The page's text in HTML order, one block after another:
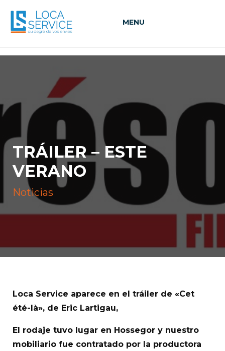
MENU
TRÁILER – ESTE
VERANO
Noticias
Loca Service aparece en el tráiler de «Cet
été-là», de Eric Lartigau,
El rodaje tuvo lugar en Hossegor y nuestro
mobiliario fue contratado por la productora